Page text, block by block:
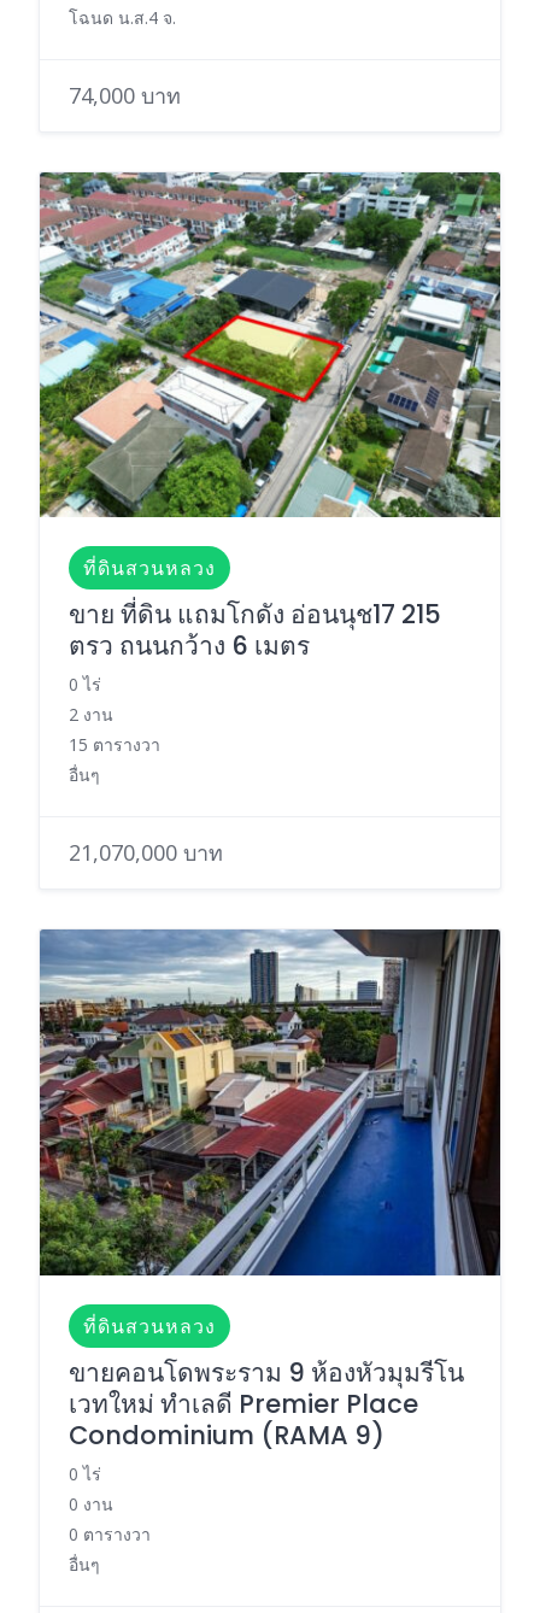
โฉนด น.ส.4 จ.
74,000 บาท
ที่ดินสวนหลวง
ขาย ที่ดิน แถมโกดัง อ่อนนุช17 215
ตรว ถนนกว้าง 6 เมตร
0 ไร่
2 งาน
15 ตารางวา
อื่นๆ
21,070,000 บาท
ที่ดินสวนหลวง
ขายคอนโดพระราม 9 ห้องหัวมุมรีโน
เวทใหม่ ทำเลดี Premier Place
Condominium (RAMA 9)
0 ไร่
0 งาน
0 ตารางวา
อื่นๆ